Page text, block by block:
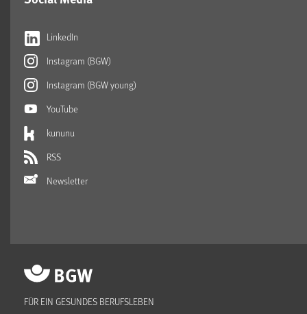
LinkedIn
Instagram (BGW)
Instagram (BGW young)
YouTube
kununu
RSS
Newsletter
FÜR EIN GESUNDES BERUFSLEBEN